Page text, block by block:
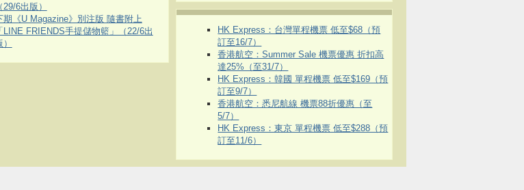
（29/6出版）
期《U Magazine》別注版 隨書附上
「LINE FRIENDS手提儲物籃」（22/6出
HK Express：台灣單程機票 低至$68（預
訂至16/7）
香港航空：Summer Sale 機票優惠 折扣高
達25%（至31/7）
HK Express：韓國 單程機票 低至$169（預
訂至9/7）
香港航空：悉尼航線 機票88折優惠（至
5/7）
HK Express：東京 單程機票 低至$288（預
訂至11/6）